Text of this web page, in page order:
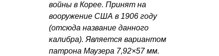
войны в Корее. Принят на
вооружение США в 1906 году
(отсюда название данного
калибра). Является вариантом
патрона Маузера 7,92×57 мм.